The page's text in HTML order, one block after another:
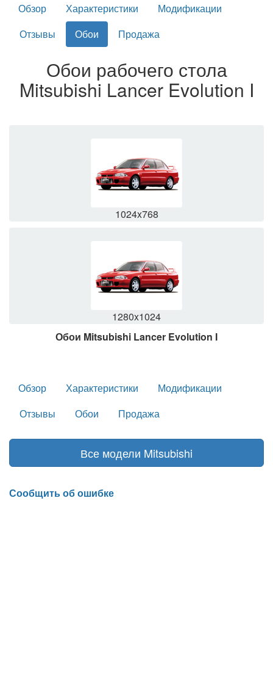
Обзор Характеристики
Модификации
Отзывы
Обои Продажа
Обои рабочего стола
Mitsubishi Lancer Evolution I
1024x768
1280x1024
Обои Mitsubishi Lancer Evolution I
Обзор Характеристики
Модификации
Отзывы
Обои Продажа
Все модели Mitsubishi
Сообщить об ошибке